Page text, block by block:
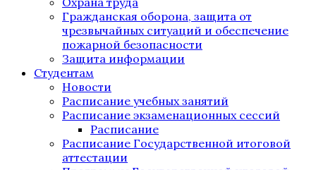
Гражданская оборона, защита от
чрезвычайных ситуаций и обеспечение
пожарной безопасности
Защита информации
Студентам
Новости
Расписание учебных занятий
Расписание экзаменационных сессий
Расписание
Расписание Государственной итоговой
аттестации